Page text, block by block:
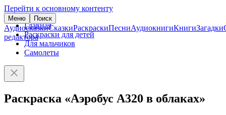
Перейти к основному контенту
Меню Поиск
АудиосказкиСказкиРаскраскиПесниАудиокнигиКнигиЗагадки
редактора
Главная
Раскраски для детей
Для мальчиков
Самолеты
Раскраска «Аэробус A320 в облаках»